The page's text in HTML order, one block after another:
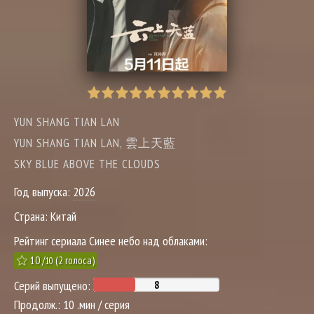
YUN SHANG TIAN LAN
YUN SHANG TIAN LAN, 雲上天藍
SKY BLUE ABOVE THE CLOUDS
Год выпуска: 2026
Страна: Китай
Рейтинг сериала Синее небо над облаками:
10/10(2голоса)
Серий выпущено:
Продолж.: 10 .мин / серия